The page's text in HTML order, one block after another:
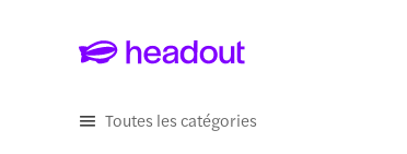
Toutes les catégories